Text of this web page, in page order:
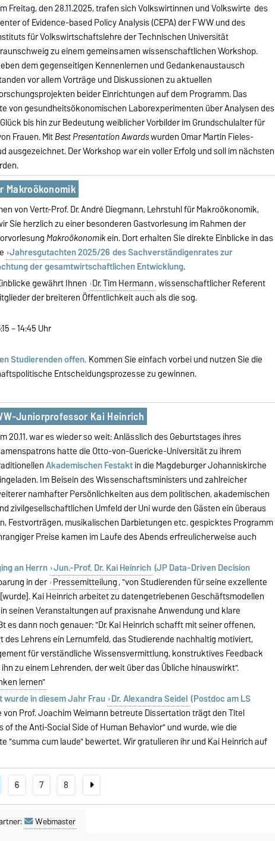
Freitag, den 28.11.2025, trafen sich Volkswirtinnen und Volkswirte des
of Evidence-based Policy Analysis (CEPA) der FWW und des
für Volkswirtschaftslehre der Technischen Universität
zu einem gemeinsamen wissenschaftlichen Workshop.
dem gegenseitigen Kennenlernen und Gedankenaustausch
vor allem Vorträge und Diskussionen zu aktuellen
beider Einrichtungen auf dem Programm. Das
von gesundheitsökonomischen Laborexperimenten über Analysen des
bis hin zur Bedeutung weiblicher Vorbilder im Grundschulalter für
Frauen. MitBest Presentation Awardswurden Omar Martin Fieles-
ausgezeichnet. Der Workshop war ein voller Erfolg und soll im nächsten
Makroökonomik
von Vertr.-Prof. Dr. André Diegmann, Lehrstuhl für Makroökonomik,
Sie herzlich zu einer besonderen Gastvorlesung im Rahmen der
Makroökonomikein. Dort erhalten Sie direkte Einblicke in das
Jahresgutachten 2025/26 des Sachverständigenrates zur
der gesamtwirtschaftlichen Entwicklung.
gewährt Ihnen Dr. Tim Hermann, wissenschaftlicher Referent
der breiteren Öffentlichkeit auch als die sog.
– 14:45 Uhr
Studierenden offen. Kommen Sie einfach vorbei und nutzen Sie die
Entscheidungsprozesse zu gewinnen.
Juniorprofessor Kai Heinrich
20.11. war es wieder so weit: Anlässlich des Geburtstages ihres
hatte die Otto-von-Guericke-Universität zu ihrem
Akademischen Festaktin die Magdeburger Johanniskirche
Im Beisein des Wissenschaftsministers und zahlreicher
namhafter Persönlichkeiten aus dem politischen, akademischen
zivilgesellschaftlichen Umfeld der Uni wurde den Gästen ein überaus
Festvorträgen, musikalischen Darbietungen etc. gespicktes Programm
Preise kamen im Laufe des Abends erfreulicherweise auch
an Herrn Jun.-Prof. Dr. Kai Heinrich (JP Data-Driven Decision
in der Pressemitteilung, "von Studierenden für seine exzellente
Kai Heinrich arbeitet zu datengetriebenen Geschäftsmodellen
seinen Veranstaltungen auf praxisnahe Anwendung und klare
es dann noch genauer: "Dr. Kai Heinrich schafft mit seiner offenen,
Lehrens ein Lernumfeld, das Studierende nachhaltig motiviert,
für verständliche Wissensvermittlung, konstruktives Feedback
zu einem Lehrenden, der weit über das Übliche hinauswirkt".
lernen"
in diesem Jahr Frau Dr. Alexandra Seidel (Postdoc am LS
von Prof. Joachim Weimann betreute Dissertation trägt den Titel
the Anti-Social Side of Human Behavior" und wurde, wie die
"summa cum laude" bewertet. Wir gratulieren ihr und Kai Heinrich auf
6 7 8
Webmaster